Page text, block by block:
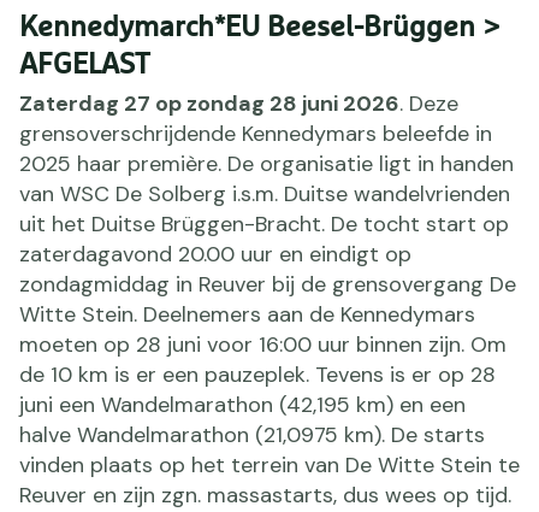
Kennedymarch*EU Beesel-Brüggen >
AFGELAST
Zaterdag 27 op zondag 28 juni 2026. Deze
grensoverschrijdende Kennedymars beleefde in
2025 haar première. De organisatie ligt in handen
van WSC De Solberg i.s.m. Duitse wandelvrienden
uit het Duitse Brüggen-Bracht. De tocht start op
zaterdagavond 20.00 uur en eindigt op
zondagmiddag in Reuver bij de grensovergang De
Witte Stein. Deelnemers aan de Kennedymars
moeten op 28 juni voor 16:00 uur binnen zijn. Om
de 10 km is er een pauzeplek. Tevens is er op 28
juni een Wandelmarathon (42,195 km) en een
halve Wandelmarathon (21,0975 km). De starts
vinden plaats op het terrein van De Witte Stein te
Reuver en zijn zgn. massastarts, dus wees op tijd.